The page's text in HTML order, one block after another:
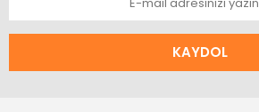
KAYDOL